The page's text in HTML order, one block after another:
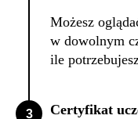
Możesz
w dowolnym
ile
Certyfikat